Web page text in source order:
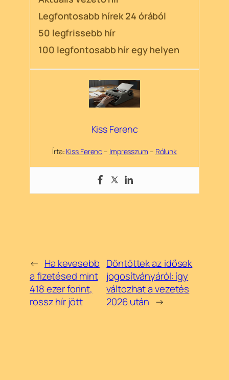
Legfontosabb hírek 24 órából
50 legfrissebb hír
100 legfontosabb hír egy helyen
Kiss Ferenc
Írta: Kiss Ferenc – Impresszum – Rólunk
← Ha kevesebb
a fizetésed mint
418 ezer forint,
rossz hír jött
Döntöttek az idősek
jogosítványáról: így
változhat a vezetés
2026 után →